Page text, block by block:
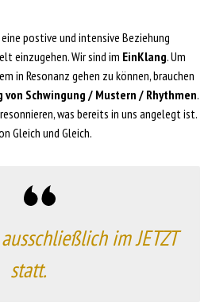
postive und intensive Beziehung
einzugehen. Wir sind im EinKlang. Um
in Resonanz gehen zu können, brauchen
von Schwingung / Mustern / Rhythmen.
was bereits in uns angelegt ist.
Gleich und Gleich.
im JETZT
statt.